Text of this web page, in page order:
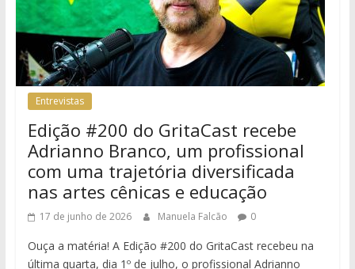
Entrevistas
Edição #200 do GritaCast recebe
Adrianno Branco, um profissional
com uma trajetória diversificada
nas artes cênicas e educação
17 de junho de 2026 Manuela Falcão 0
Ouça a matéria! A Edição #200 do GritaCast recebeu na
última quarta, dia 1º de julho, o profissional Adrianno